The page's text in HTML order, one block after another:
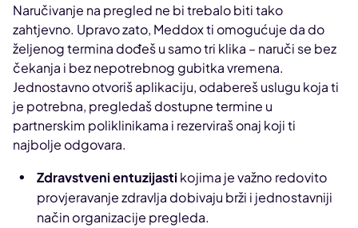
Naručivanje na pregled ne bi trebalo biti tako
zahtjevno. Upravo zato, Meddox ti omogućuje da do
željenog termina dođeš u samo tri klika – naruči se bez
čekanja i bez nepotrebnog gubitka vremena.
Jednostavno otvoriš aplikaciju, odabereš uslugu koja ti
je potrebna, pregledaš dostupne termine u
partnerskim poliklinikama i rezerviraš onaj koji ti
najbolje odgovara.
Zdravstveni entuzijastikojima je važno redovito
provjeravanje zdravlja dobivaju brži i jednostavniji
način organizacije pregleda.